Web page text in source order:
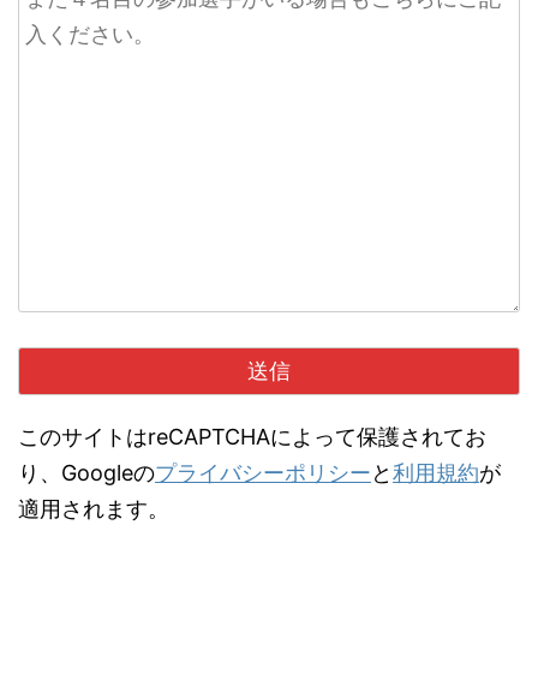
このサイトはreCAPTCHAによって保護されてお
り、Googleのプライバシーポリシーと利用規約が
適用されます。